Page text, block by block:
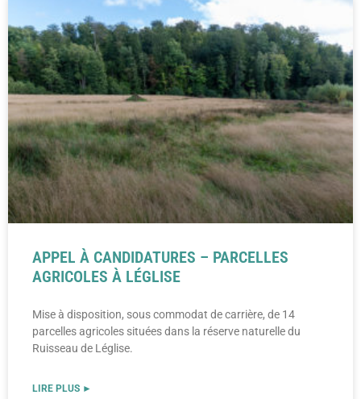
APPEL À CANDIDATURES – PARCELLES
AGRICOLES À LÉGLISE
Mise à disposition, sous commodat de carrière, de 14
parcelles agricoles situées dans la réserve naturelle du
Ruisseau de Léglise.
LIRE PLUS ►